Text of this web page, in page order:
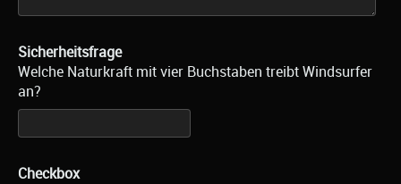
Sicherheitsfrage
Welche Naturkraft mit vier Buchstaben treibt Windsurfer
an?
Checkbox